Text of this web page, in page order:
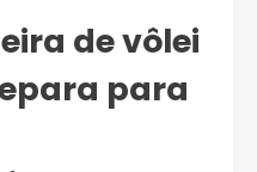
de vôlei
para